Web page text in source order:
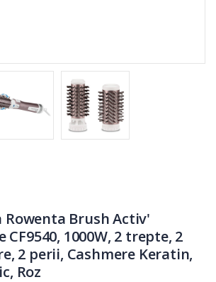
Brush Activ'
CF9540, 1000W, 2 trepte, 2
2 perii, Cashmere Keratin,
Roz